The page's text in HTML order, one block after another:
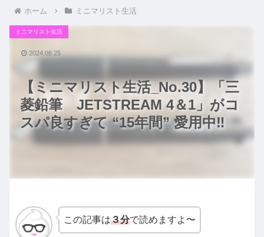
ホーム ミニマリスト生活
【ミニマリスト生活_No.30】「三
菱鉛筆 JETSTREAM 4＆1」がコ
スパ良すぎて “15年間” 愛用中‼️
ミニマリスト生活
2024.08.25
この記事は３分で読めますよ〜